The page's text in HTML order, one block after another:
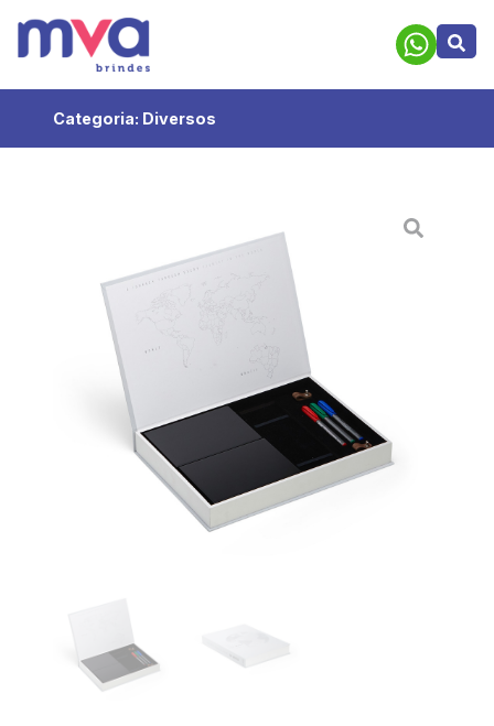
Categoria: Diversos